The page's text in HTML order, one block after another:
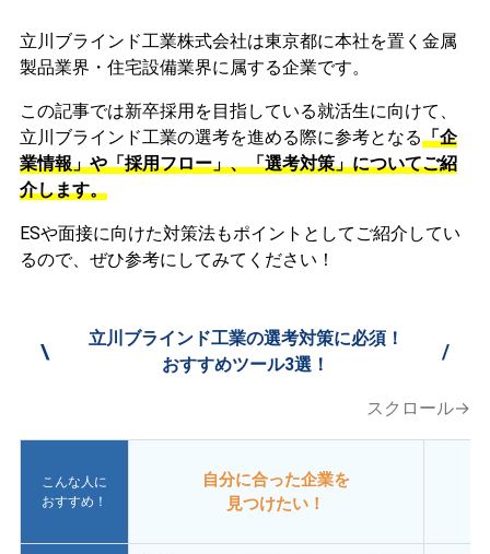
立川ブラインド工業株式会社は東京都に本社を置く金属
製品業界・住宅設備業界に属する企業です。
この記事では新卒採用を目指している就活生に向けて、
立川ブラインド工業の選考を進める際に参考となる「企
業情報」や「採用フロー」、「選考対策」についてご紹
介します。
ESや面接に向けた対策法もポイントとしてご紹介してい
るので、ぜひ参考にしてみてください！
\
立川ブラインド工業の選考対策に必須！
おすすめツール3選！
/
スクロール→
こんな人に
おすすめ！
自分に合った企業を
見つけたい！